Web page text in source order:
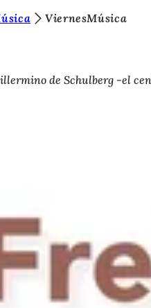
ViernesMúsica
de Schulberg -el